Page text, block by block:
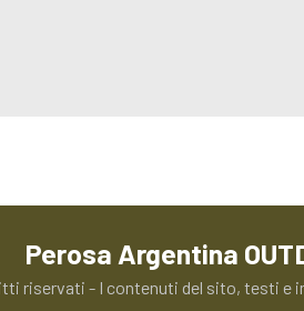
Perosa Argentina
riservati - I contenuti del sito, testi e